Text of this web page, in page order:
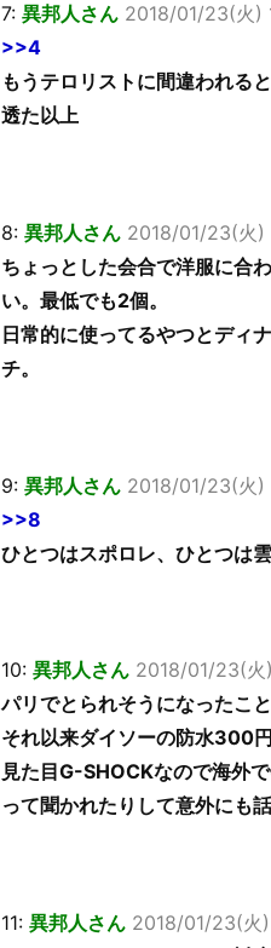
7: 異邦人さん 2018/01/23(火)
>>4
もうテロリストに間違われる
透た以上
8: 異邦人さん 2018/01/23(火)
ちょっとした会合で洋服に合
い。最低でも2個。
日常的に使ってるやつとディ
チ。
9: 異邦人さん 2018/01/23(火)
>>8
ひとつはスポロレ、ひとつは
10: 異邦人さん 2018/01/23(火
パリでとられそうになったこ
それ以来ダイソーの防水300
見た目G-SHOCKなので海外
って聞かれたりして意外にも
11: 異邦人さん 2018/01/23(火